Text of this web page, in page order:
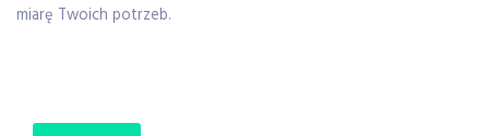
miarę Twoich potrzeb.